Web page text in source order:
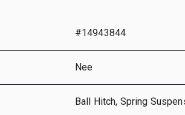
#14943844
Nee
Ball Hitch, Spring